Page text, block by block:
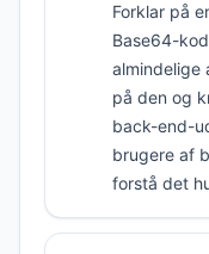
Forklar på
Base64-
almindelige
på den og
back-end-
brugere af
forstå det